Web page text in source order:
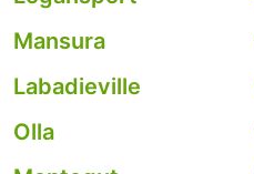
Mansura
Labadieville
Olla